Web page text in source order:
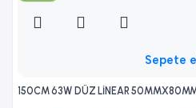
Sepete
150CM 63W DÜZ LİNEAR